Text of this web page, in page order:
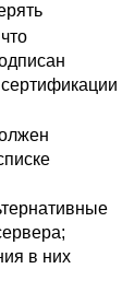
в них